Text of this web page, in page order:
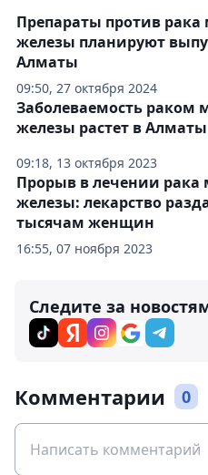
09:50, 27 октября 2024
Препараты против
железы планируют
Алматы
09:18, 13 октября 2023
Заболеваемость раком
железы растет в Алматы
16:55, 07 ноября 2023
Прорыв в лечении рака
железы: лекарство
тысячам женщин
Следите за
Комментарии 0